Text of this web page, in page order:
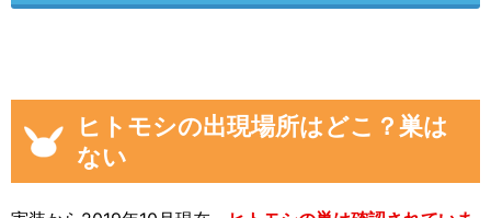
ヒトモシの出現場所はどこ？巣は
ない